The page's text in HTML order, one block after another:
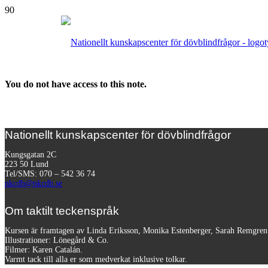
You do not have access to this note.
Nationellt kunskapscenter för dövblindfrågor
Kungsgatan 2C
223 50 Lund
Tel/SMS: 070 – 542 36 74
nkcdb@nkcdb.se
Om taktilt teckenspråk
Kursen är framtagen av Linda Eriksson, Monika Estenberger, Sarah
Illustrationer: Lönegård & Co.
Filmer: Karen Catalán.
Varmt tack till alla er som medverkat inklusive tolkar.